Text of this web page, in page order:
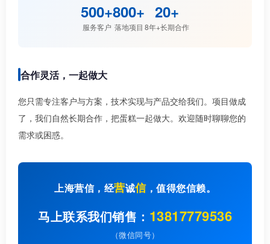
500+
服务客户
800+
落地项目
20+
8年+长期合作
合作灵活，一起做大
您只需专注客户与方案，技术实现与产品交给我们。项目做成
了，我们自然长期合作，把蛋糕一起做大。欢迎随时聊聊您的
需求或困惑。
上海营信，经营诚信，值得您信赖。
马上联系我们销售： 13817779536
（微信同号）